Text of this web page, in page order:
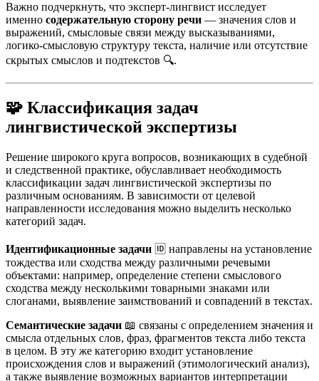
Важно подчеркнуть, что эксперт-лингвист исследует
именно содержательную сторону речи — значения слов и
выражений, смысловые связи между высказываниями,
логико-смысловую структуру текста, наличие или отсутствие
скрытых смыслов и подтекстов 🔍.
🧩 Классификация задач
лингвистической экспертизы
Решение широкого круга вопросов, возникающих в судебной
и следственной практике, обуславливает необходимость
классификации задач лингвистической экспертизы по
различным основаниям. В зависимости от целевой
направленности исследования можно выделить несколько
категорий задач.
Идентификационные задачи 🆔 направлены на установление
тождества или сходства между различными речевыми
объектами: например, определение степени смыслового
сходства между несколькими товарными знаками или
слоганами, выявление заимствований и совпадений в текстах.
Семантические задачи 📖 связаны с определением значения и
смысла отдельных слов, фраз, фрагментов текста либо текста
в целом. В эту же категорию входит установление
происхождения слов и выражений (этимологический анализ),
а также выявление возможных вариантов интерпретации